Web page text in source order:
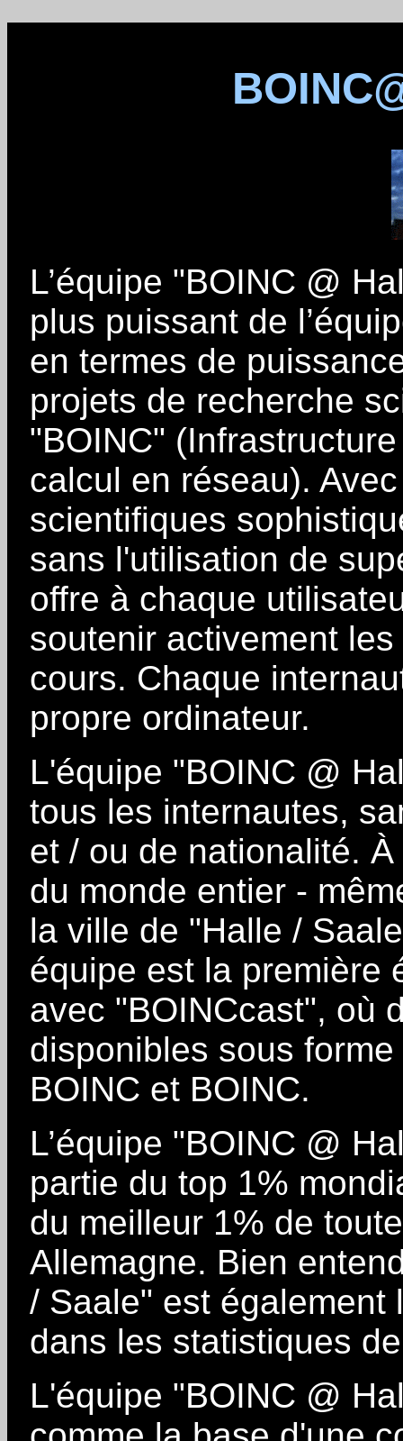
L’équipe "BOINC @
plus puissant de
en termes de
projets de recherche
"BOINC"
calcul en réseau).
scientifiques
sans l'utilisation de
offre à chaque
soutenir activement
cours. Chaque
propre ordinateur.
L'équipe "BOINC @
tous les internautes,
et / ou de nationalité.
du monde entier -
la ville de "Halle /
équipe est la première
avec "BOINCcast", où
disponibles sous
BOINC et BOINC.
L’équipe "BOINC @
partie du top 1%
du meilleur 1% de
Allemagne. Bien
/ Saale" est également
dans les statistiques
L'équipe "BOINC @